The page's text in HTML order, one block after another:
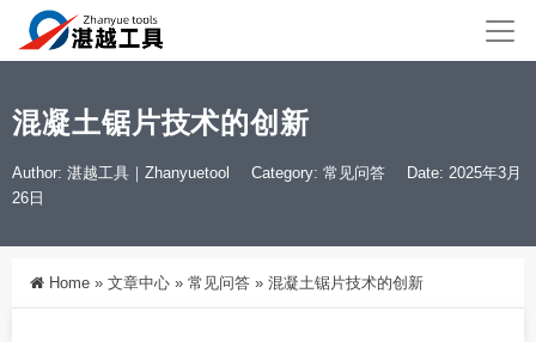
混凝土锯片技术的创新
Author: 湛越工具｜Zhanyuetool Category: 常见问答
Date: 2025年3月
26日
Home » 文章中心 » 常见问答 » 混凝土锯片技术的创新